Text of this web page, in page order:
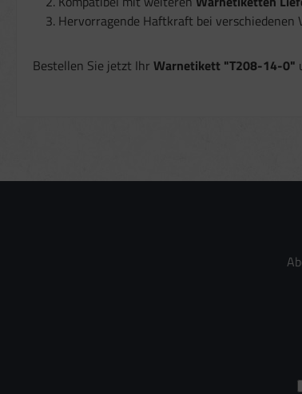
Hervorragende Haftkraft bei verschiedenen
Bestellen Sie jetzt Ihr Warnetikett "T208-14-0"